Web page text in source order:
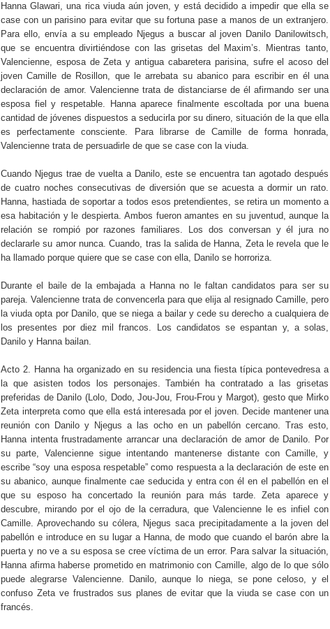
Hanna Glawari, una rica viuda aún joven, y está decidido a impedir que ella se
case con un parisino para evitar que su fortuna pase a manos de un extranjero.
Para ello, envía a su empleado Njegus a buscar al joven Danilo Danilowitsch,
que se encuentra divirtiéndose con las grisetas del Maxim’s. Mientras tanto,
Valencienne, esposa de Zeta y antigua cabaretera parisina, sufre el acoso del
joven Camille de Rosillon, que le arrebata su abanico para escribir en él una
declaración de amor. Valencienne trata de distanciarse de él afirmando ser una
esposa fiel y respetable. Hanna aparece finalmente escoltada por una buena
cantidad de jóvenes dispuestos a seducirla por su dinero, situación de la que ella
es perfectamente consciente. Para librarse de Camille de forma honrada,
Valencienne trata de persuadirle de que se case con la viuda.
Cuando Njegus trae de vuelta a Danilo, este se encuentra tan agotado después
de cuatro noches consecutivas de diversión que se acuesta a dormir un rato.
Hanna, hastiada de soportar a todos esos pretendientes, se retira un momento a
esa habitación y le despierta. Ambos fueron amantes en su juventud, aunque la
relación se rompió por razones familiares. Los dos conversan y él jura no
declararle su amor nunca. Cuando, tras la salida de Hanna, Zeta le revela que le
ha llamado porque quiere que se case con ella, Danilo se horroriza.
Durante el baile de la embajada a Hanna no le faltan candidatos para ser su
pareja. Valencienne trata de convencerla para que elija al resignado Camille, pero
la viuda opta por Danilo, que se niega a bailar y cede su derecho a cualquiera de
los presentes por diez mil francos. Los candidatos se espantan y, a solas,
Danilo y Hanna bailan.
Acto 2. Hanna ha organizado en su residencia una fiesta típica pontevedresa a
la que asisten todos los personajes. También ha contratado a las grisetas
preferidas de Danilo (Lolo, Dodo, Jou-Jou, Frou-Frou y Margot), gesto que Mirko
Zeta interpreta como que ella está interesada por el joven. Decide mantener una
reunión con Danilo y Njegus a las ocho en un pabellón cercano. Tras esto,
Hanna intenta frustradamente arrancar una declaración de amor de Danilo. Por
su parte, Valencienne sigue intentando mantenerse distante con Camille, y
escribe “soy una esposa respetable” como respuesta a la declaración de este en
su abanico, aunque finalmente cae seducida y entra con él en el pabellón en el
que su esposo ha concertado la reunión para más tarde. Zeta aparece y
descubre, mirando por el ojo de la cerradura, que Valencienne le es infiel con
Camille. Aprovechando su cólera, Njegus saca precipitadamente a la joven del
pabellón e introduce en su lugar a Hanna, de modo que cuando el barón abre la
puerta y no ve a su esposa se cree víctima de un error. Para salvar la situación,
Hanna afirma haberse prometido en matrimonio con Camille, algo de lo que sólo
puede alegrarse Valencienne. Danilo, aunque lo niega, se pone celoso, y el
confuso Zeta ve frustrados sus planes de evitar que la viuda se case con un
francés.